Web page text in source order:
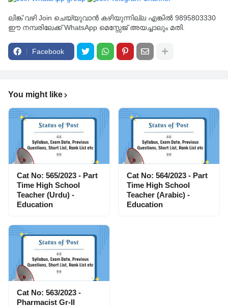
ലിങ്ക് വഴി Join ചെയ്യുവാൻ കഴിയുന്നില്ല എങ്കിൽ 9895803330
ഈ നമ്പരിലേക്ക് WhatsApp മെസ്സേജ് അയച്ചാലും മതി.
Facebook
You might like
Cat No: 565/2023 - Part
Time High School
Teacher (Urdu) -
Education
Cat No: 564/2023 - Part
Time High School
Teacher (Arabic) -
Education
Cat No: 563/2023 -
Pharmacist Gr-II